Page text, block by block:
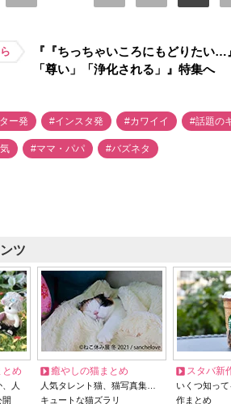
『『ちっちゃいころにもどりたい
「尊い」「浄化される」』特集へ
ー発 #インスタ発 #カワイイ #話題の
#ママ・パパ #バズネタ
ツ
め
人
開
癒やしの猫まとめ
人気タレント猫、猫写真集…
キュートな猫ズラリ
スタバ新
いくつ知っ
作まとめ